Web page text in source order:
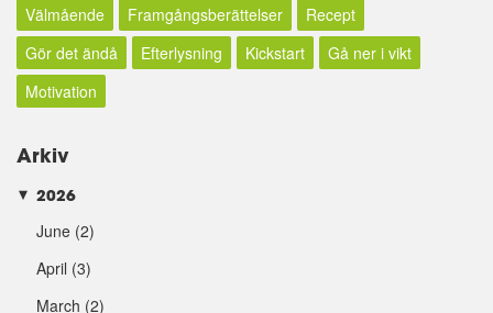
Välmående
Framgångsberättelser
Recept
Gör det ändå
Efterlysning Kickstart
Gå ner i vikt
Motivation
Arkiv
► 2026
June (2)
April (3)
March (2)